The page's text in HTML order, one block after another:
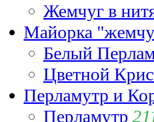
Жемчуг в
Майорка
Белый
Цветной
Перламутр и
Перламутр